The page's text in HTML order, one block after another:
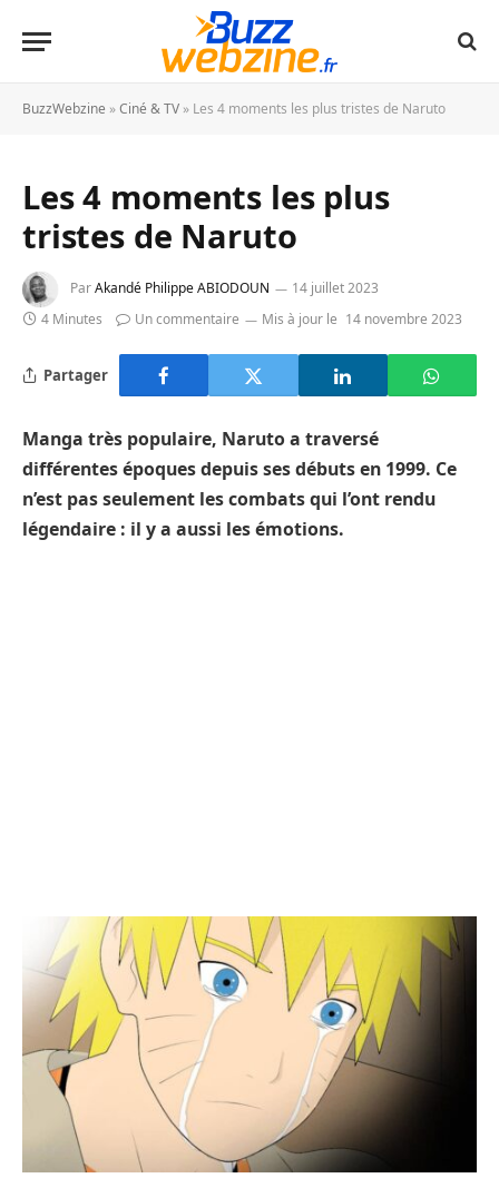
BuzzWebzine »Ciné & TV » Les 4 moments les plus tristes de Naruto
Les 4 moments les plus
tristes de Naruto
ParAkandé Philippe ABIODOUN
14 juillet 2023
4 Minutes
Un commentaire Mis à jour le 14 novembre 2023
Partager
Manga très populaire, Naruto a traversé
différentes époques depuis ses débuts en 1999. Ce
n’est pas seulement les combats qui l’ont rendu
légendaire : il y a aussi les émotions.